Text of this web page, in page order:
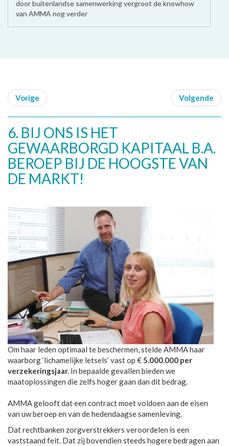
door buitenlandse samenwerking vergroot de knowhow
van AMMA nog verder
Vorige Volgende
6. BIJ ONS IS HET
GEWAARBORGD KAPITAAL B.A.
BEROEP BIJ DE HOOGSTE VAN
DE MARKT!
Om haar leden optimaal te beschermen, stelde AMMA haar
waarborg ‘lichamelijke letsels’ vast op €5.000.000 per
verzekeringsjaar. In bepaalde gevallen bieden we
maatoplossingen die zelfs hoger gaan dan dit bedrag.
AMMA gelooft dat een contract moet voldoen aan de eisen
van uw beroep en van de hedendaagse samenleving.
Dat rechtbanken zorgverstrekkers veroordelen is een
vaststaand feit. Dat zij bovendien steeds hogere bedragen aan